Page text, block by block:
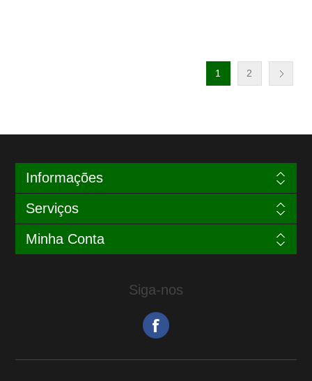
1 2
Informações
Serviços
Minha Conta
Siga-nos